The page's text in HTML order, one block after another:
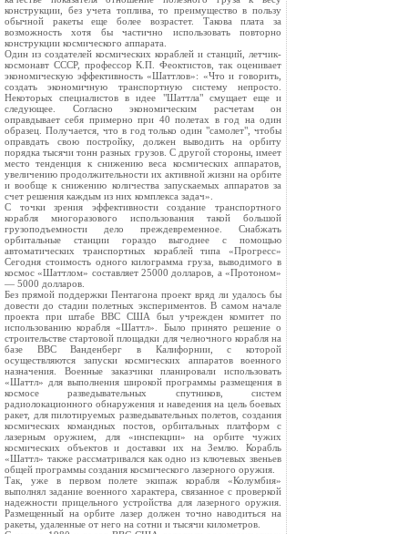
конструкции, без учета топлива, то преимущество в пользу
обычной ракеты еще более возрастет. Такова плата за
возможность хотя бы частично использовать повторно
конструкции космического аппарата.
Один из создателей космических кораблей и станций, летчик-
космонавт СССР, профессор К.П. Феоктистов, так оценивает
экономическую эффективность «Шаттлов»: «Что и говорить,
создать экономичную транспортную систему непросто.
Некоторых специалистов в идее "Шаттла" смущает еще и
следующее. Согласно экономическим расчетам он
оправдывает себя примерно при 40 полетах в год на один
образец. Получается, что в год только один "самолет", чтобы
оправдать свою постройку, должен выводить на орбиту
порядка тысячи тонн разных грузов. С другой стороны, имеет
место тенденция к снижению веса космических аппаратов,
увеличению продолжительности их активной жизни на орбите
и вообще к снижению количества запускаемых аппаратов за
счет решения каждым из них комплекса задач».
С точки зрения эффективности создание транспортного
корабля многоразового использования такой большой
грузоподъемности дело преждевременное. Снабжать
орбитальные станции гораздо выгоднее с помощью
автоматических транспортных кораблей типа «Прогресс»
Сегодня стоимость одного килограмма груза, выводимого в
космос «Шаттлом» составляет 25000 долларов, а «Протоном»
— 5000 долларов.
Без прямой поддержки Пентагона проект вряд ли удалось бы
довести до стадии полетных экспериментов. В самом начале
проекта при штабе ВВС США был учрежден комитет по
использованию корабля «Шаттл». Было принято решение о
строительстве стартовой площадки для челночного корабля на
базе ВВС Ванденберг в Калифорнии, с которой
осуществляются запуски космических аппаратов военного
назначения. Военные заказчики планировали использовать
«Шаттл» для выполнения широкой программы размещения в
космосе разведывательных спутников, систем
радиолокационного обнаружения и наведения на цель боевых
ракет, для пилотируемых разведывательных полетов, создания
космических командных постов, орбитальных платформ с
лазерным оружием, для «инспекции» на орбите чужих
космических объектов и доставки их на Землю. Корабль
«Шаттл» также рассматривался как одно из ключевых звеньев
общей программы создания космического лазерного оружия.
Так, уже в первом полете экипаж корабля «Колумбия»
выполнял задание военного характера, связанное с проверкой
надежности прицельного устройства для лазерного оружия.
Размещенный на орбите лазер должен точно наводиться на
ракеты, удаленные от него на сотни и тысячи километров.